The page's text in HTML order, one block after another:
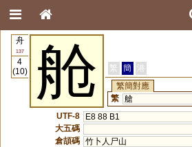
舟
137
4
(10)
舱 繁 簡
港
繁簡對應
繁 艙
UTF-8
E8 88 B1
大五碼
倉頡碼 竹卜人尸山